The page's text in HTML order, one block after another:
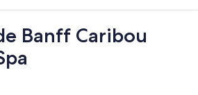
Banff Caribou